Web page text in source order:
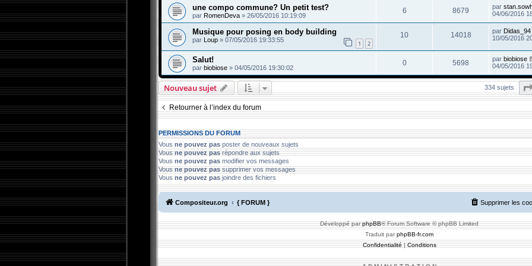
une compo commune? Un petit test?
par RomenDeva » 26/05/2016 10:19:09
6 8679 par
04/06/2016
Musique pour posing en body building
par Loup » 07/05/2016 19:33:55 1 2
10 14018 par Didas_94
10/05/2016
Salut!
par biobiose » 04/05/2016 19:30:02
0 5698 par biobiose
04/05/2016
Nouveau sujet 334 sujets
Retourner à l’index du forum
PERMISSIONS DU FORUM
Vous ne pouvez pas poster de nouveaux sujets
Vousne pouvez pasrépondre aux sujets
Vous ne pouvez pas modifier vos messages
Vousne pouvez passupprimer vos messages
Vous ne pouvez pas joindre des fichiers
Compositeur.org { FORUM } Supprimer les
Développé parphpBB® Forum Software © phpBB Limited
Traduit parphpBB-fr.com
Confidentialité|Conditions